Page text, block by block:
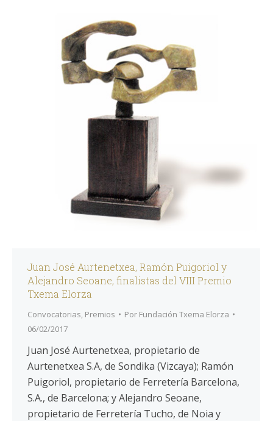
Juan José Aurtenetxea, Ramón Puigoriol y
Alejandro Seoane, finalistas del VIII Premio
Txema Elorza
Convocatorias, Premios Por Fundación Txema Elorza
06/02/2017
Juan José Aurtenetxea, propietario de
Aurtenetxea S.A, de Sondika (Vizcaya); Ramón
Puigoriol, propietario de Ferretería Barcelona,
S.A., de Barcelona; y Alejandro Seoane,
propietario de Ferretería Tucho, de Noia y